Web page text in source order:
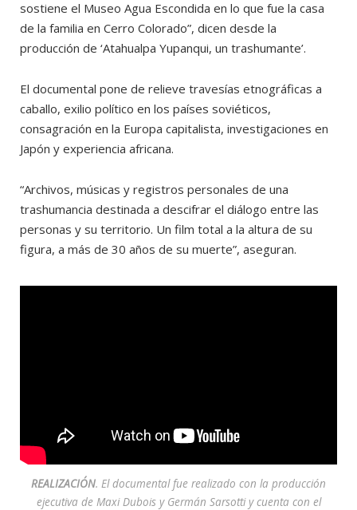
sostiene el Museo Agua Escondida en lo que fue la casa
de la familia en Cerro Colorado”, dicen desde la
producción de ‘Atahualpa Yupanqui, un trashumante’.
El documental pone de relieve travesías etnográficas a
caballo, exilio político en los países soviéticos,
consagración en la Europa capitalista, investigaciones en
Japón y experiencia africana.
“Archivos, músicas y registros personales de una
trashumancia destinada a descifrar el diálogo entre las
personas y su territorio. Un film total a la altura de su
figura, a más de 30 años de su muerte”, aseguran.
REALIZACIÓN. El documental fue realizado con la producción
ejecutiva de Maxi Dubois y Germán Sarsotti y cuenta con el